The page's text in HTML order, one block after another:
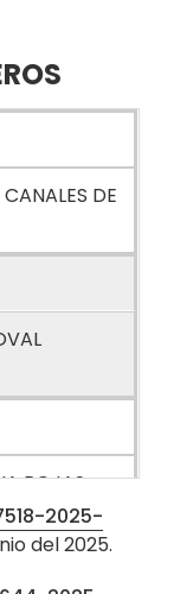
DE
ROJAS
2025-
del 2025.